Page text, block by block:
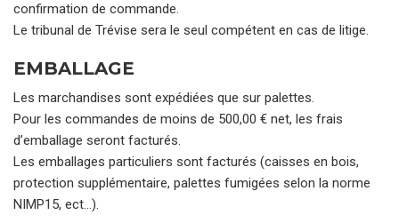
confirmation de commande.
Le tribunal de Trévise sera le seul compétent en cas de litige.
EMBALLAGE
Les marchandises sont expédiées que sur palettes.
Pour les commandes de moins de 500,00 € net, les frais
d’emballage seront facturés.
Les emballages particuliers sont facturés (caisses en bois,
protection supplémentaire, palettes fumigées selon la norme
NIMP15, ect…).